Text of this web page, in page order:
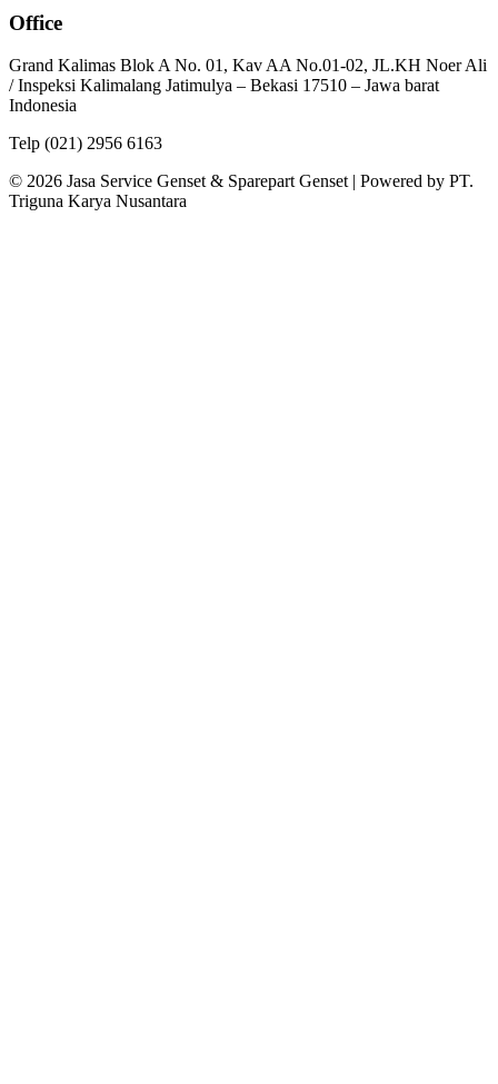
Office
Grand Kalimas Blok A No. 01, Kav AA No.01-02, JL.KH Noer Ali
/ Inspeksi Kalimalang Jatimulya – Bekasi 17510 – Jawa barat
Indonesia
Telp (021) 2956 6163
© 2026 Jasa Service Genset & Sparepart Genset | Powered by PT.
Triguna Karya Nusantara